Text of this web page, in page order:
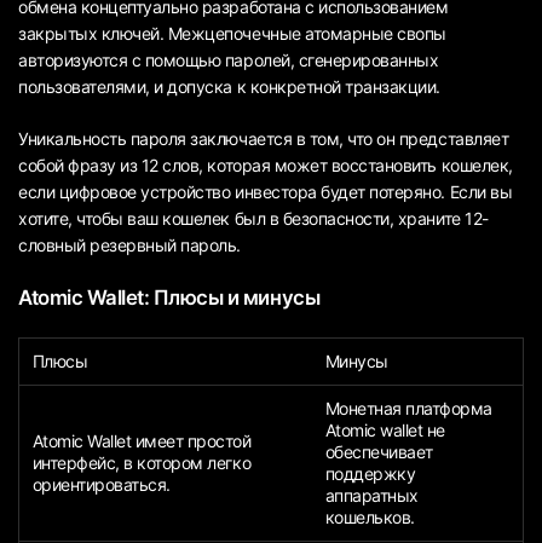
обмена концептуально разработана с использованием
закрытых ключей. Межцепочечные атомарные свопы
авторизуются с помощью паролей, сгенерированных
пользователями, и допуска к конкретной транзакции.
Уникальность пароля заключается в том, что он представляет
собой фразу из 12 слов, которая может восстановить кошелек,
если цифровое устройство инвестора будет потеряно. Если вы
хотите, чтобы ваш кошелек был в безопасности, храните 12-
словный резервный пароль.
Atomic Wallet: Плюсы и минусы
Плюсы Минусы
Atomic Wallet имеет простой
интерфейс, в котором легко
ориентироваться.
Монетная платформа
Atomic wallet не
обеспечивает
поддержку
аппаратных
кошельков.